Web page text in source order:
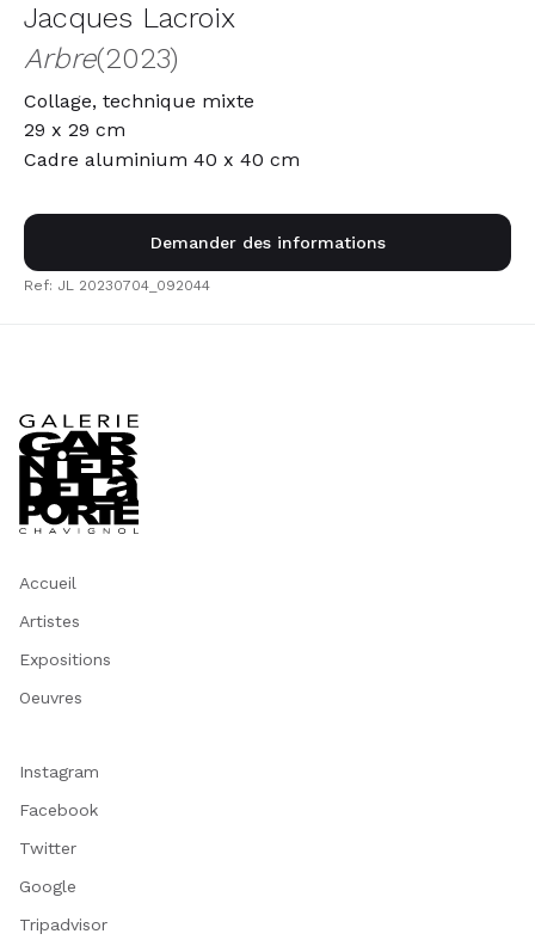
Jacques Lacroix
Arbre(2023)
Collage, technique mixte
29 x 29 cm
Cadre aluminium 40 x 40 cm
Demander des informations
Ref: JL 20230704_092044
Accueil
Artistes
Expositions
Oeuvres
Instagram
Facebook
Twitter
Google
Tripadvisor